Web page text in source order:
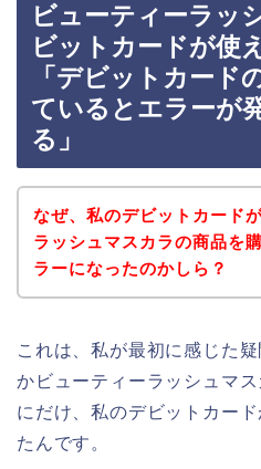
ビューティーラッ
ビットカードが使
「デビットカード
ているとエラーが
る」
なぜ、私のデビットカード
ラッシュマスカラの商品を
ラーになったのかしら？
これは、私が最初に感じた
かビューティーラッシュマ
にだけ、私のデビットカー
たんです。